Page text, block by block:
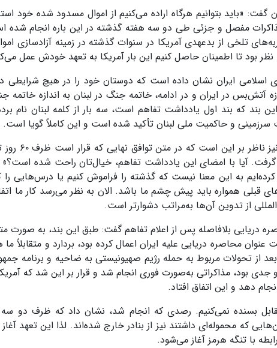
گفت: «باید بتوانیم هرگاه اراده می‌کنیم از اموال مسدود شده خود
مفصل و جزئی طی دو سه هفته گذشته در این باره انجام شده
تلخی از بدعهدی آمریکا در سنوات گذشته در زمینه آزادسازی
بود تا اطمینان حاصل کنیم این بار آمریکا به تعهد خودش عمل
اسلامی ایران نشان داده است که دوستان خود را در هیچ شرایطی
آتش‌بس در ایران و در ادامه، خاتمه جنگ در لبنان به اندازه خاتمه
بند که بند اول یادداشت تفاهم است، سه بار از کلمه لبنان نام
سرزمینی و حاکمیت ملی لبنان تأکید شده است و این کاملاً گویا است.
بقائی در پاسخ به این پرسش
آیا با امضای این یادداشت تفاهم، خیال‌تان راحت شده است؟»
به این معنا نیست که گذشته را فراموش کنیم یا درس‌هایی را
قبلی همواره باید پیش چشم ما باشد. الان به نظر می‌رسد کار ما
از تدوین آن‌ها به‌مراتب دشوارتر است.
دریایی بلافاصله پس از اعلام تفاهم گفت: طبق این بند، به صورت
چیزی را که تحت عنوان محاصره دریایی علیه ایران اعمال کرده بود، بردارد و متقابلاً
از تحولات مربوط به حمله رژیم صهیونیستی به ضاحیه و برنامه
و جدی بود، مذاکراتی به‌صورت فوری انجام شد و قرار بر این شد که
دهد و این اتفاق افتاد.
بسنده نمی‌کنیم. رصدی که انجام شد، نشان داد که ظرف دو سه
که محموله‌ای داشتند نیز از بنادر خارج شده‌اند. لذا این تعهد
با تنگه هرمز آغاز می‌شود.